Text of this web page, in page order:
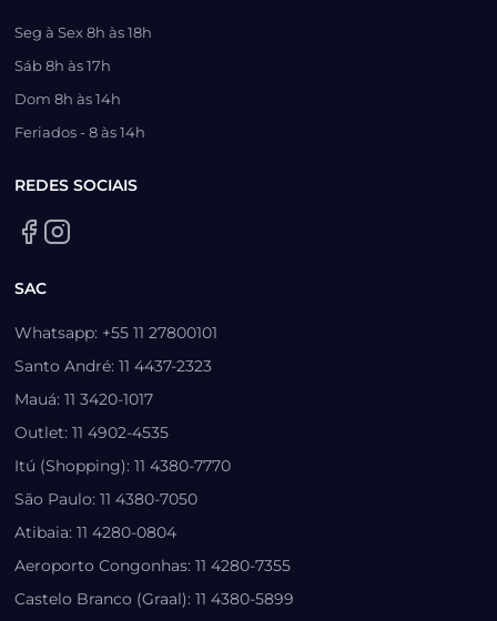
Seg à Sex 8h às 18h
Sáb 8h às 17h
Dom 8h às 14h
Feriados - 8 às 14h
REDES SOCIAIS
SAC
Whatsapp: +55 11 27800101
Santo André: 11 4437-2323
Mauá: 11 3420-1017
Outlet: 11 4902-4535
Itú (Shopping): 11 4380-7770
São Paulo: 11 4380-7050
Atibaia: 11 4280-0804
Aeroporto Congonhas: 11 4280-7355
Castelo Branco (Graal): 11 4380-5899